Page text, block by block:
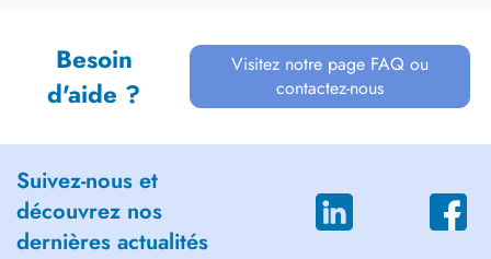
Besoin
d'aide ?
Visitez notre page FAQ ou
contactez-nous
Suivez-nous et
découvrez nos
dernières actualités